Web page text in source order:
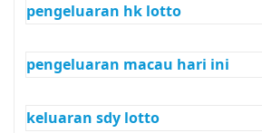
pengeluaran hk lotto
pengeluaran macau hari ini
keluaran sdy lotto